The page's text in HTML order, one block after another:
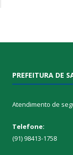
PREFEITURA DE
Atendimento de
Telefone:
(91) 98413-1758